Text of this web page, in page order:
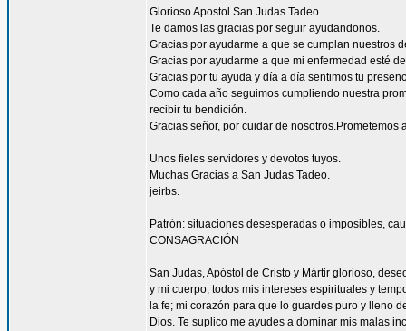
Glorioso Apostol San Judas Tadeo.
Te damos las gracias por seguir ayudandonos.
Gracias por ayudarme a que se cumplan nuestros
Gracias por ayudarme a que mi enfermedad esté
Gracias por tu ayuda y día a día sentimos tu
Como cada año seguimos cumpliendo nuestra
recibir tu bendición.
Gracias señor, por cuidar de
Unos fieles servidores y devotos tuyos.
Muchas Gracias a San Judas Tadeo.
jeirbs.
Patrón: situaciones desesperadas o imposibles,
CONSAGRACIÓN
San Judas, Apóstol de Cristo y Mártir glorioso,
y mi cuerpo, todos mis intereses espirituales y
la fe; mi corazón para que lo guardes puro y lleno
Dios. Te suplico me ayudes a dominar mis malas